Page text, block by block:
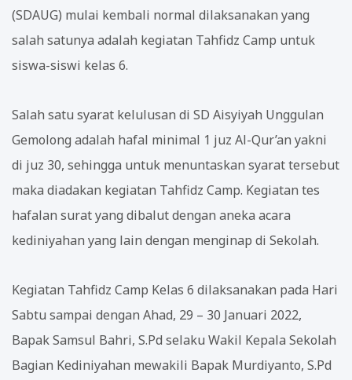
(SDAUG) mulai kembali normal dilaksanakan yang
salah satunya adalah kegiatan Tahfidz Camp untuk
siswa-siswi kelas 6.
Salah satu syarat kelulusan di SD Aisyiyah Unggulan
Gemolong adalah hafal minimal 1 juz Al-Qur’an yakni
di juz 30, sehingga untuk menuntaskan syarat tersebut
maka diadakan kegiatan Tahfidz Camp. Kegiatan tes
hafalan surat yang dibalut dengan aneka acara
kediniyahan yang lain dengan menginap di Sekolah.
Kegiatan Tahfidz Camp Kelas 6 dilaksanakan pada Hari
Sabtu sampai dengan Ahad, 29 – 30 Januari 2022,
Bapak Samsul Bahri, S.Pd selaku Wakil Kepala Sekolah
Bagian Kediniyahan mewakili Bapak Murdiyanto, S.Pd